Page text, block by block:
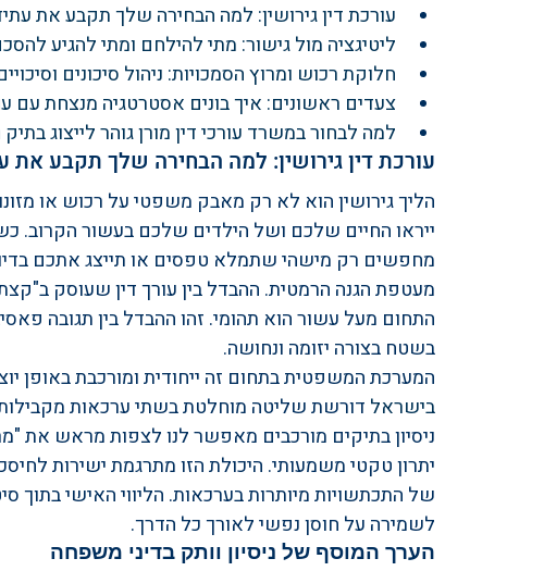
עורכת דין גירושין: למה הבחירה שלך תקבע את
ליטיגציה מול גישור: מתי להילחם ומתי להגיע
חלוקת רכוש ומרוץ הסמכויות: ניהול סיכונים
צעדים ראשונים: איך בונים אסטרטגיה מנצחת עם
למה לבחור במשרד עורכי דין מורן גוהר לייצוג
עורכת דין גירושין: למה הבחירה שלך תקבע
הליך גירושין הוא לא רק מאבק משפטי על רכוש או
ייראו החיים שלכם ושל הילדים שלכם בעשור הקרוב.
מחפשים רק מישהי שתמלא טפסים או תייצג אתכם
מעטפת הגנה הרמטית. ההבדל בין עורך דין שעוסק
התחום מעל עשור הוא תהומי. זהו ההבדל בין תגובה
בשטח בצורה יזומה ונחושה.
המערכת המשפטית בתחום זה ייחודית ומורכבת באופן
בישראל דורשת שליטה מוחלטת בשתי ערכאות
ניסיון בתיקים מורכבים מאפשר לנו לצפות מראש את
יתרון טקטי משמעותי. היכולת הזו מתרגמת ישירות
של התכתשויות מיותרות בערכאות. הליווי האישי
לשמירה על חוסן נפשי לאורך כל הדרך.
הערך המוסף של ניסיון וותק בדיני משפחה